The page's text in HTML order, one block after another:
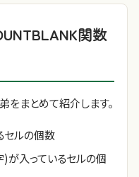
関数
をまとめて紹介します。
セルの個数
)が入っているセルの個